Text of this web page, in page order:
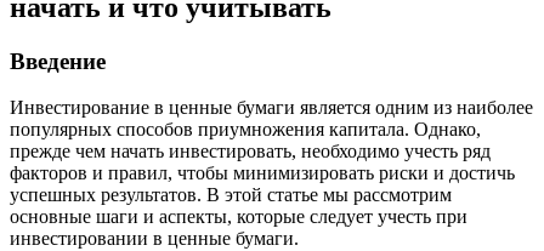
начать и что учитывать
Введение
Инвестирование в ценные бумаги является одним из наиболее
популярных способов приумножения капитала. Однако,
прежде чем начать инвестировать, необходимо учесть ряд
факторов и правил, чтобы минимизировать риски и достичь
успешных результатов. В этой статье мы рассмотрим
основные шаги и аспекты, которые следует учесть при
инвестировании в ценные бумаги.